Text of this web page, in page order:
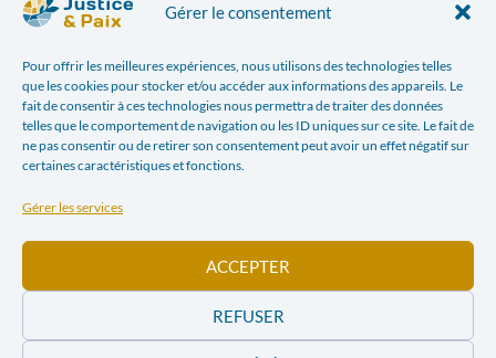
Gérer le consentement
Pour offrir les meilleures expériences, nous utilisons des technologies telles
que les cookies pour stocker et/ou accéder aux informations des appareils. Le
fait de consentir à ces technologies nous permettra de traiter des données
telles que le comportement de navigation ou les ID uniques sur ce site. Le fait de
ne pas consentir ou de retirer son consentement peut avoir un effet négatif sur
certaines caractéristiques et fonctions.
Gérer les services
ACCEPTER
REFUSER
POLITIQUE DE CONFIDENTIALITÉ| JUSTICE & PAIX – CHAUSSÉE SAINT-PIERRE, 208 À 1040